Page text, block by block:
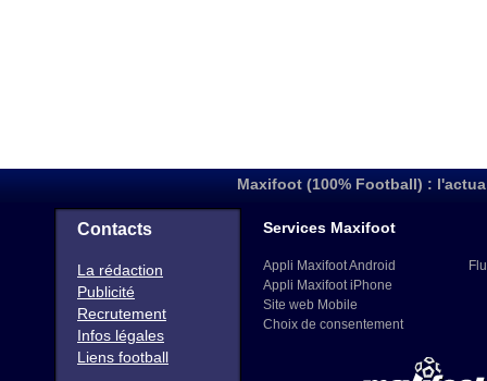
Maxifoot (100% Football) :
Contacts
La rédaction
Publicité
Recrutement
Infos légales
Liens football
Services Maxifoot
Appli Maxifoot Android
Appli Maxifoot iPhone
Site web Mobile
Choix de consentement